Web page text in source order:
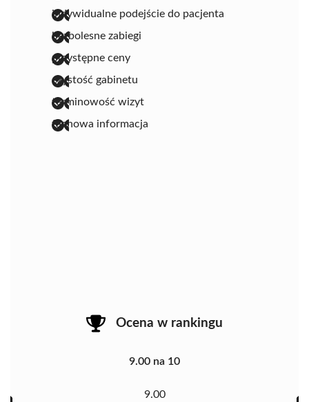
indywidualne podejście do pacjenta
bezbolesne zabiegi
przystępne ceny
czystość gabinetu
terminowość wizyt
fachowa informacja
Ocena w rankingu
9.00 na 10
9.00